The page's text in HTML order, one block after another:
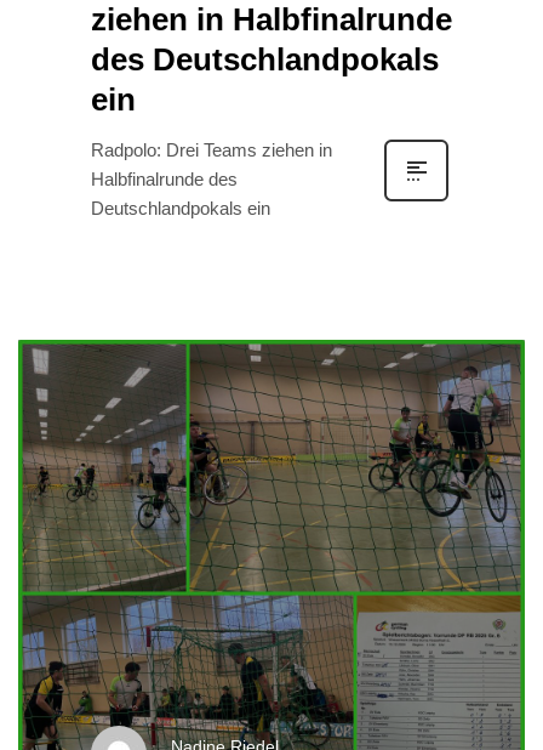
ziehen in Halbfinalrunde
des Deutschlandpokals
ein
Radpolo: Drei Teams ziehen in
Halbfinalrunde des
Deutschlandpokals ein